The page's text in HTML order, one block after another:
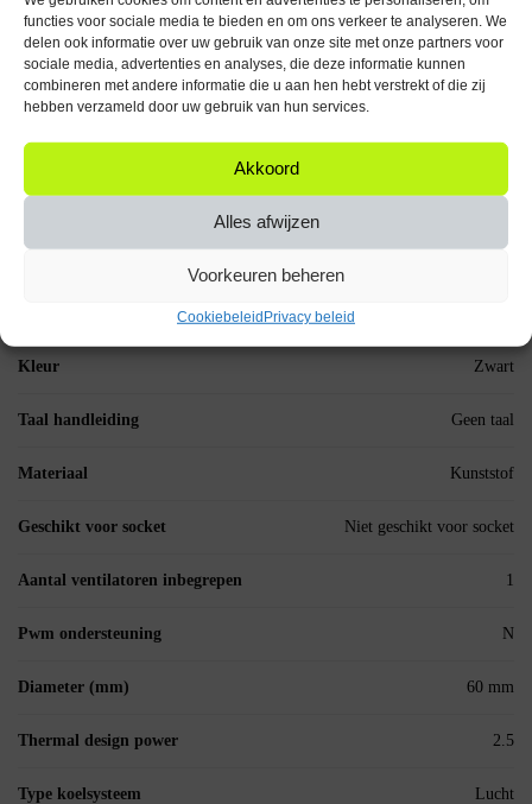
functies voor sociale media te bieden en om ons verkeer te analyseren. We
delen ook informatie over uw gebruik van onze site met onze partners voor
sociale media, advertenties en analyses, die deze informatie kunnen
combineren met andere informatie die u aan hen hebt verstrekt of die zij
hebben verzameld door uw gebruik van hun services.
Akkoord
Alles afwijzen
Voorkeuren beheren
CookiebeleidPrivacy beleid
aangesloten op het moederbord van de computer via de 3-pins connector.
Belangrijke specificaties
Afmetingen: 60x60x10mm
Luchtstroom: 27.2 m³/h
Aansluiting: 3-pins PCB connector
De EXTREME PC fan is een praktische oplossing voor het koelen van
uw pc-systeem, met een balans tussen prestaties en geluidsniveau.
Kleur Zwart
Taal handleiding Geen taal
Materiaal Kunststof
Geschikt voor socket Niet geschikt voor socket
Aantal ventilatoren inbegrepen 1
Pwm ondersteuning N
Diameter (mm) 60 mm
Thermal design power 2.5
Type koelsysteem Lucht